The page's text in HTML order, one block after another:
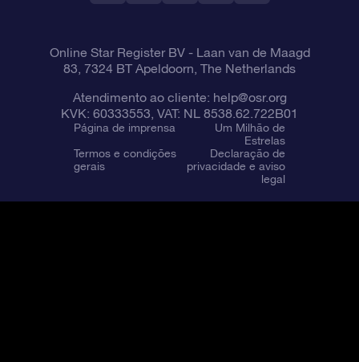
Online Star Register BV- Laan van de Maagd
83, 7324 BT Apeldoorn, The Netherlands
Atendimento ao cliente: help@osr.org
KVK: 60333553, VAT: NL 8538.62.722B01
Página de imprensa
Um Milhão de
Estrelas
Termos e condições
gerais
Declaração de
privacidade e aviso
legal